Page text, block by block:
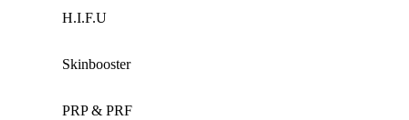
H.I.F.U
Skinbooster
PRP & PRF